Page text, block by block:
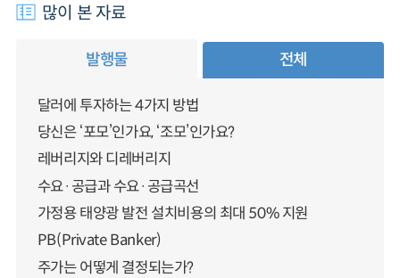
많이 본 자료
발행물 전체
달러에 투자하는 4가지 방법
당신은 ‘포모’인가요, ‘조모’인가요?
레버리지와 디레버리지
수요·공급과 수요·공급곡선
가정용 태양광 발전 설치비용의 최대 50% 지원
PB(Private Banker)
주가는 어떻게 결정되는가?